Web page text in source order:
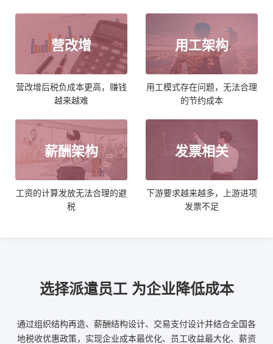
营改增
营改增后税负成本更高，赚钱
越来越难
用工架构
用工模式存在问题，无法合理
的节约成本
薪酬架构
工资的计算发放无法合理的避
税
发票相关
下游要求越来越多，上游进项
发票不足
选择派遣员工 为企业降低成本
通过组织结构再造、薪酬结构设计、交易支付设计并结合全国各
地税收优惠政策，实现企业成本最优化、员工收益最大化、薪资